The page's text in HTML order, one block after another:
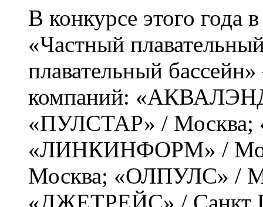
В конкурсе этого
«Частный
плавательный
компаний:
«ПУЛСТАР» /
«ЛИНКИНФОРМ» /
Москва; «ОЛПУЛС» /